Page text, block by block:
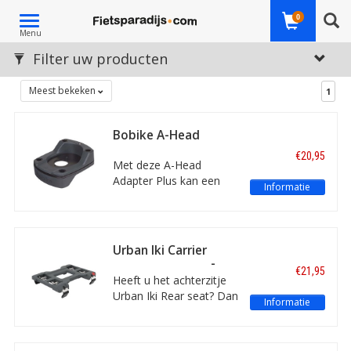
Toggle
navigation
Menu
0
Filter uw producten
Meest bekeken 1
Bobike A-Head
Met deze A-Head
Adapter Plus kan een
worden gemonteerd.
Heeft uw fiets een
verstelbare stuurpen?
Deze blijft gewoon
€20,95
Informatie
Urban Iki Carrier
mounting frame -
montageframe
bagagedrager
Heeft u het achterzitje
Urban Iki Rear seat? Dan
€21,95
Informatie